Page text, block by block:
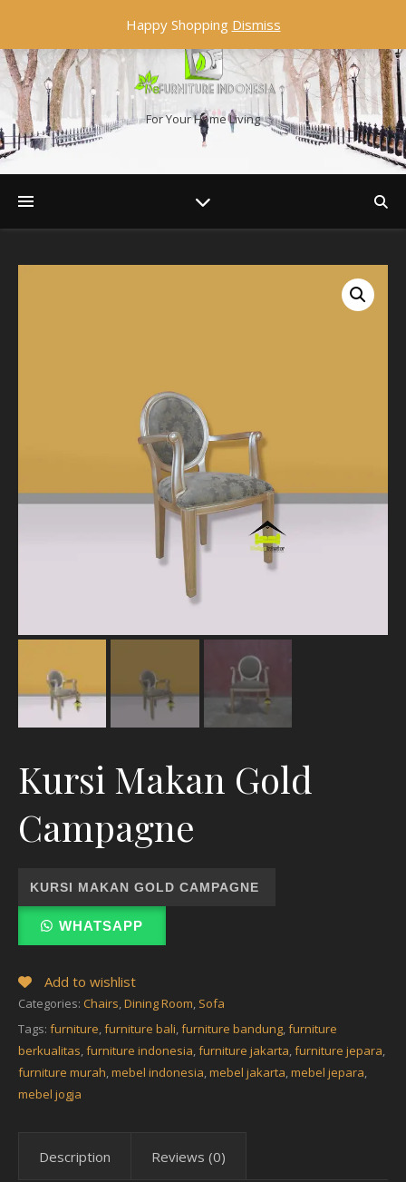
For Your Home Living
Kursi Makan Gold
Campagne
KURSI MAKAN GOLD CAMPAGNE
WHATSAPP
Add to wishlist
Categories: Chairs,Dining Room, Sofa
Tags: furniture,furniture bali,furniture bandung,furniture
berkualitas,furniture indonesia,furniture jakarta,furniture jepara,
furniture murah,mebel indonesia,mebel jakarta,mebel jepara,
mebel jogja
Description Reviews (0)
Happy Shopping Dismiss